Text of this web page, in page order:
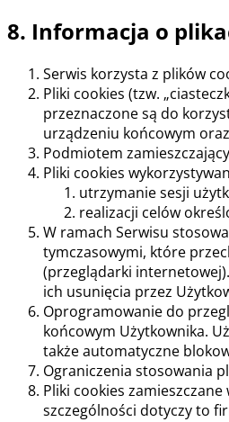
8. Informacja o
Serwis korzysta z plików
Pliki cookies (tzw.
przeznaczone są do
urządzeniu końcowym
Podmiotem
Pliki cookies
utrzymanie sesji
realizacji celów
W ramach Serwisu
tymczasowymi, które
(przeglądarki
ich usunięcia przez
Oprogramowanie do
końcowym Użytkownika.
także automatyczne
Ograniczenia stosowania
Pliki cookies
szczególności dotyczy to